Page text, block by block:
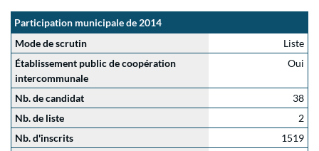
Participation municipale de 2014
Mode de scrutin
Liste
Établissement public de coopération
intercommunale
Oui
Nb. de candidat
38
Nb. de liste
2
Nb. d'inscrits
1519